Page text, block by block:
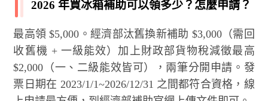
2026 年買冰箱補助可以領多少？怎麼申請？
最高領 $5,000。經濟部汰舊換新補助 $3,000（需回
收舊機 + 一級能效）加上財政部貨物稅減徵最高
$2,000（一、二級能效皆可），兩筆分開申請。發
票日期在 2023/1/1~2026/12/31 之間都符合資格，線